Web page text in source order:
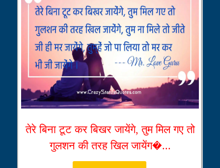
तेरे बिना टूट कर बिखर जायेंगे, तुम मिल गए तो
गुलशन की तरह खिल जायेंग�...